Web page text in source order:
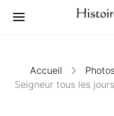
Accueil
Seigneur tous les